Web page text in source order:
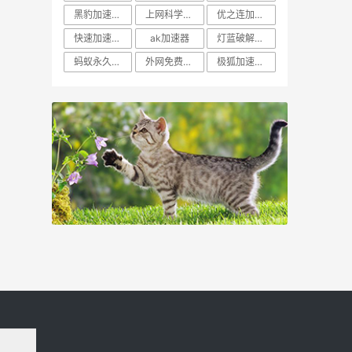
黑豹加速器官网app安卓版
上网科学工具
优之连加速器ios
快速加速器-永远能连上的梯子
ak加速器
灯蓝破解版中文版下载ipad
蚂蚁永久免费外网加速器
外网免费加速器app下载 极狐加速器app官网